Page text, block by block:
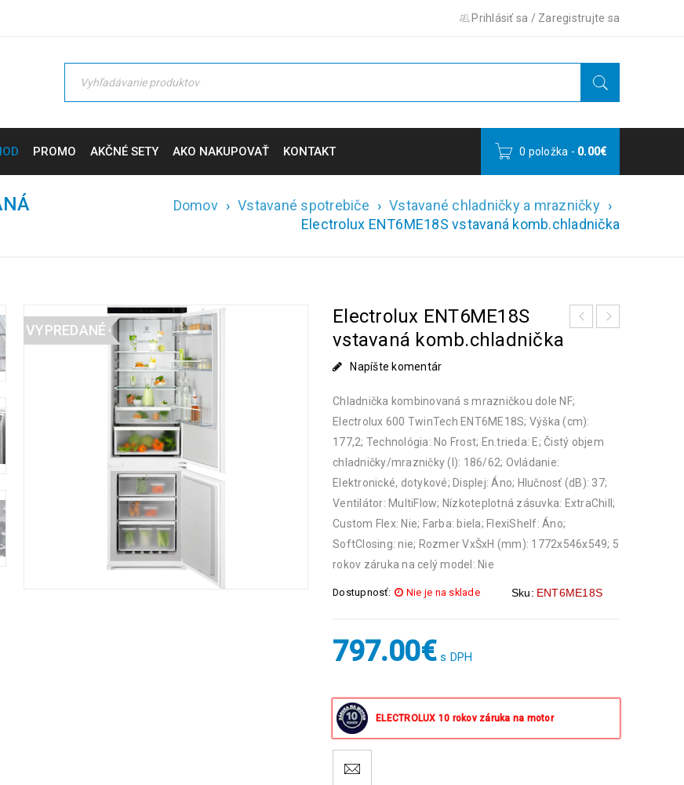
Prihlásiť sa / Zaregistrujte sa
PROMO AKČNÉ SETY AKO NAKUPOVAŤ KONTAKT 0 položka - 0.00€
Domov › Vstavané spotrebiče › Vstavané chladničky a mrazničky ›
Electrolux ENT6ME18S vstavaná komb.chladnička
VYPREDANÉ
Electrolux ENT6ME18S
vstavaná komb.chladnička
Napíšte komentár
Chladnička kombinovaná s mrazničkou dole NF;
Electrolux 600 TwinTech ENT6ME18S; Výška (cm):
177,2; Technológia: No Frost; En.trieda: E; Čistý objem
chladničky/mrazničky (l): 186/62; Ovládanie:
Elektronické, dotykové; Displej: Áno; Hlučnosť (dB): 37;
Ventilátor: MultiFlow; Nízkoteplotná zásuvka: ExtraChill;
Custom Flex: Nie; Farba: biela; FlexiShelf: Áno;
SoftClosing: nie; Rozmer VxŠxH (mm): 1772x546x549; 5
rokov záruka na celý model: Nie
Dostupnosť: Nie je na sklade Sku: ENT6ME18S
797.00€ s DPH
ELECTROLUX 10 rokov záruka na motor